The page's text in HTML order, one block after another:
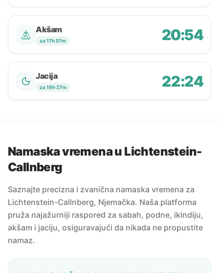
Akšam
za 17h 57m 20:54
Jacija
za 19h 27m 22:24
Namaska vremena u Lichtenstein-
Callnberg
Saznajte precizna i zvanična namaska vremena za
Lichtenstein-Callnberg, Njemačka. Naša platforma
pruža najažurniji raspored za sabah, podne, ikindiju,
akšam i jaciju, osiguravajući da nikada ne propustite
namaz.